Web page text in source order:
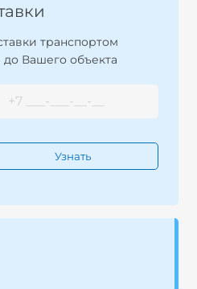
транспортом
до Вашего объекта